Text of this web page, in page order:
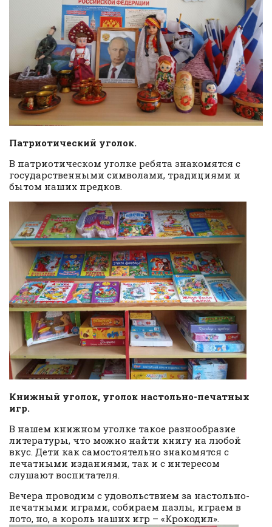
Патриотический уголок.
В патриотическом уголке ребята знакомятся с
государственными символами, традициями и
бытом наших предков.
Книжный уголок, уголок настольно-печатных
игр.
В нашем книжном уголке такое разнообразие
литературы, что можно найти книгу на любой
вкус. Дети как самостоятельно знакомятся с
печатными изданиями, так и с интересом
слушают воспитателя.
Вечера проводим с удовольствием за настольно-
печатными играми, собираем пазлы, играем в
лото, но, а король наших игр – «Крокодил».